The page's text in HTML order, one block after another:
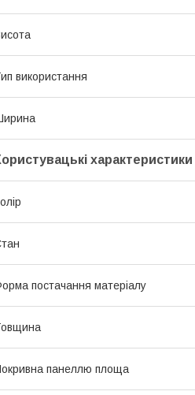
використання
характеристики
постачання матеріалу
панеллю площа